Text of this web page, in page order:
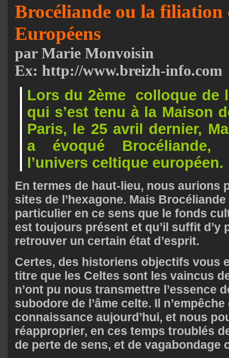
Brocéliande ou la filiation
Européens
par Marie Monvoisin
Ex: http://www.breizh-info.com
Lors du 2ème colloque de
qui s’est tenu à la Maison
Paris, le 25 avril dernier,
a évoqué Brocéliande,
l’univers celtique européen.
En termes de haut-lieu, nous aurions
sites de l’hexagone. Mais
particulier en ce sens que le fonds
est toujours présent et qu’il suffit d’y
retrouver un certain état d’esprit.
Certes, des historiens objectifs vous
titre que les Celtes sont les vaincus
n’ont pu nous transmettre l’essence
subodore de l’âme celte. Il
connaissance aujourd’hui, et nous
réapproprier, en ces temps troublés
de perte de sens, et de vagabondage